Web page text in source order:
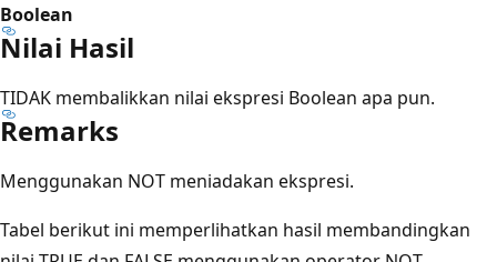
Boolean
Nilai Hasil
TIDAK membalikkan nilai ekspresi Boolean apa pun.
Remarks
Menggunakan NOT meniadakan ekspresi.
Tabel berikut ini memperlihatkan hasil membandingkan